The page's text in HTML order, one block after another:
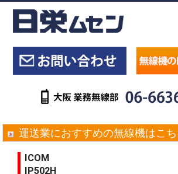
運送業におすすめの無線機はこち
ICOM
IP502H